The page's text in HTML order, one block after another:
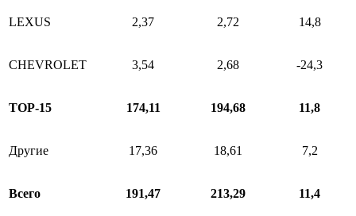
LEXUS 2,37 2,72 14,8
CHEVROLET 3,54 2,68 -24,3
ТОР-15 174,11 194,68 11,8
Другие 17,36 18,61 7,2
Всего 191,47 213,29 11,4